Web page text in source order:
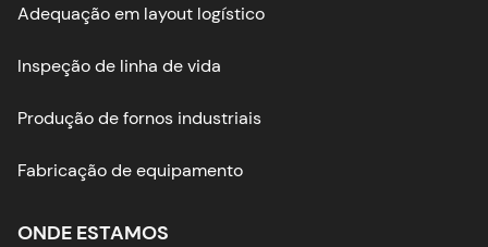
Adequação em layout logístico
Inspeção de linha de vida
Produção de fornos industriais
Fabricação de equipamento
ONDE ESTAMOS